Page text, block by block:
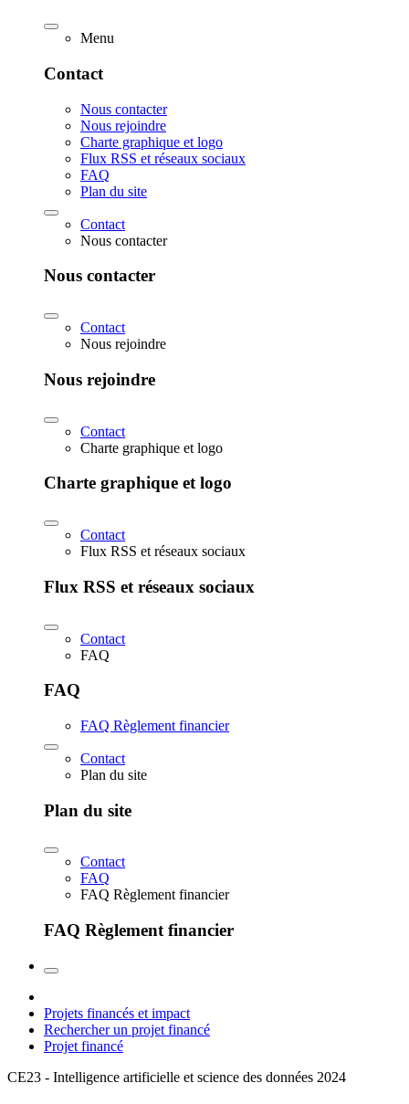
Menu
Contact
Nous contacter
Nous rejoindre
Charte graphique et logo
Flux RSS et réseaux sociaux
FAQ
Plan du site
Contact
Nous contacter
Nous contacter
Contact
Nous rejoindre
Nous rejoindre
Contact
Charte graphique et logo
Charte graphique et logo
Contact
Flux RSS et réseaux sociaux
Flux RSS et réseaux sociaux
Contact
FAQ
FAQ
FAQ Règlement financier
Contact
Plan du site
Plan du site
Contact
FAQ
FAQ Règlement financier
FAQ Règlement financier
Projets financés et impact
Rechercher un projet financé
Projet financé
CE23 - Intelligence artificielle et science des données 2024